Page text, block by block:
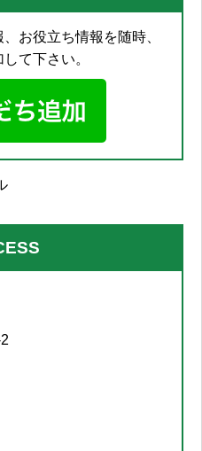
お役立ち情報を随時、
て下さい。